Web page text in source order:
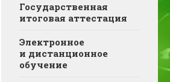
Государственная
итоговая аттестация
Электронное
и дистанционное
обучение